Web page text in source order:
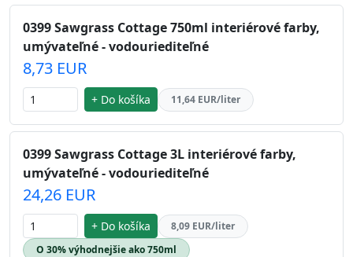
0399 Sawgrass Cottage 750ml interiérové farby,
umývateľné - vodouriediteľné
8,73 EUR
+ Do košíka 11,64 EUR/liter
0399 Sawgrass Cottage 3L interiérové farby,
umývateľné - vodouriediteľné
24,26 EUR
+ Do košíka
8,09 EUR/liter
O 30% výhodnejšie ako 750ml